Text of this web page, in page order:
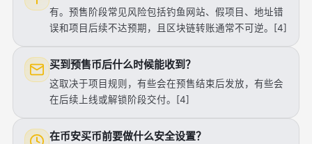
有。预售阶段常见风险包括钓鱼网站、假项目、地址错
误和项目后续不达预期，且区块链转账通常不可逆。[4]
买到预售币后什么时候能收到？
这取决于项目规则，有些会在预售结束后发放，有些会
在后续上线或解锁阶段交付。[4]
在币安买币前要做什么安全设置？